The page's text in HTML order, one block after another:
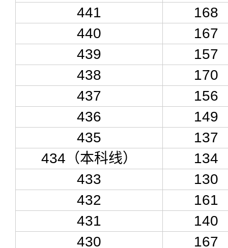
441
168
440
167
439
157
438
170
437
156
436
149
435
137
434（本科线）
134
433
130
432
161
431
140
430
167